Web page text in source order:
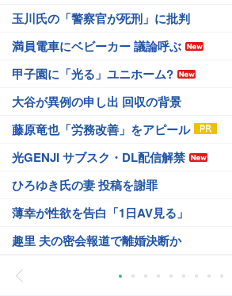
玉川氏の「警察官が死刑」に批判
満員電車にベビーカー 議論呼ぶ
甲子園に「光る」ユニホーム?
大谷が異例の申し出 回収の背景
藤原竜也「労務改善」をアピール
光GENJI サブスク・DL配信解禁
ひろゆき氏の妻 投稿を謝罪
薄幸が性欲を告白「1日AV見る」
趣里 夫の密会報道で離婚決断か